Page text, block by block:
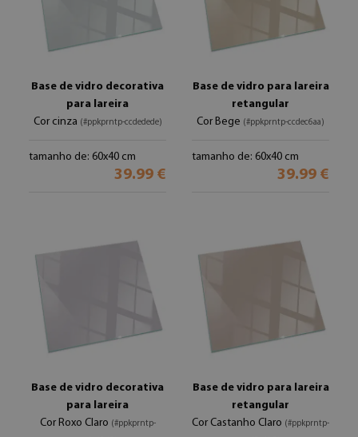
Base de vidro decorativa
para lareira
Cor cinza (#ppkprntp-ccdedede)
tamanho de: 60x40 cm
39.99 €
Base de vidro para lareira
retangular
Cor Bege (#ppkprntp-ccdec6aa)
tamanho de: 60x40 cm
39.99 €
Base de vidro decorativa
para lareira
Cor Roxo Claro (#ppkprntp-
Base de vidro para lareira
retangular
Cor Castanho Claro (#ppkprntp-